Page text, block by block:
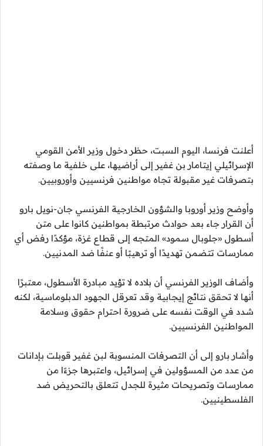
أعلنت فرنسا، اليوم السبت، حظر دخول وزير الأمن القومي
الإسرائيلي إيتامار بن غفير إلى أراضيها، على خلفية ما وصفته
بتصرفات غير مقبولة تجاه مواطنين فرنسيين وأوروبيين.
وأوضح وزير أوروبا والشؤون الخارجية الفرنسي جان-نويل بارو
أن القرار جاء بعد حوادث مرتبطة بمواطنين كانوا على متن
أسطول «جلوبال سمود» المتجه إلى قطاع غزة، مؤكدًا رفض أي
ممارسات تتضمن تهديدًا أو ترهيبًا أو عنفًا ضد المدنيين.
وأضاف الوزير الفرنسي أن بلاده لا تؤيد مبادرة الأسطول، معتبرًا
أنها لا تحقق نتائج إيجابية وقد تعرقل الجهود الدبلوماسية، لكنه
شدد في الوقت نفسه على ضرورة احترام حقوق وسلامة
المواطنين الفرنسيين.
وأشار بارو إلى أن التصرفات المنسوبة لبن غفير قوبلت بإدانات
من عدد من المسؤولين في إسرائيل، واعتبرها جزءًا من
ممارسات وتصريحات مثيرة للجدل تتعلق بالتحريض ضد
الفلسطينيين.